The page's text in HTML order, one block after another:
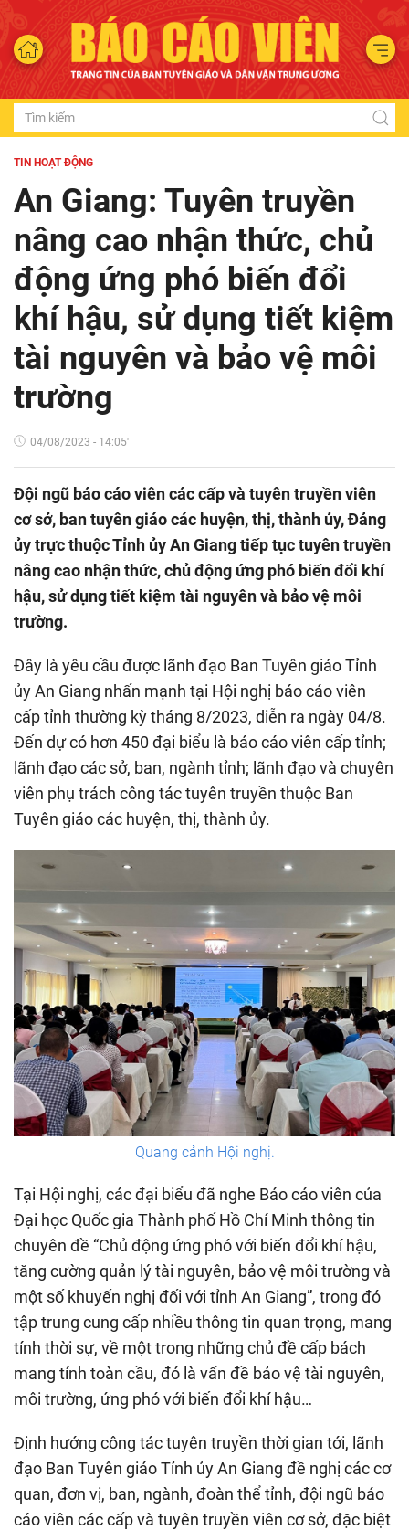
TIN HOẠT ĐỘNG
An Giang: Tuyên truyền
nâng cao nhận thức, chủ
động ứng phó biến đổi
khí hậu, sử dụng tiết kiệm
tài nguyên và bảo vệ môi
trường
04/08/2023 - 14:05'
Đội ngũ báo cáo viên các cấp và tuyên truyền viên
cơ sở, ban tuyên giáo các huyện, thị, thành ủy, Đảng
ủy trực thuộc Tỉnh ủy An Giang tiếp tục tuyên truyền
nâng cao nhận thức, chủ động ứng phó biến đổi khí
hậu, sử dụng tiết kiệm tài nguyên và bảo vệ môi
trường.
Đây là yêu cầu được lãnh đạo Ban Tuyên giáo Tỉnh
ủy An Giang nhấn mạnh tại Hội nghị báo cáo viên
cấp tỉnh thường kỳ tháng 8/2023, diễn ra ngày 04/8.
Đến dự có hơn 450 đại biểu là báo cáo viên cấp tỉnh;
lãnh đạo các sở, ban, ngành tỉnh; lãnh đạo và chuyên
viên phụ trách công tác tuyên truyền thuộc Ban
Tuyên giáo các huyện, thị, thành ủy.
Quang cảnh Hội nghị.
Tại Hội nghị, các đại biểu đã nghe Báo cáo viên của
Đại học Quốc gia Thành phố Hồ Chí Minh thông tin
chuyên đề “Chủ động ứng phó với biến đổi khí hậu,
tăng cường quản lý tài nguyên, bảo vệ môi trường và
một số khuyến nghị đối với tỉnh An Giang”, trong đó
tập trung cung cấp nhiều thông tin quan trọng, mang
tính thời sự, về một trong những chủ đề cấp bách
mang tính toàn cầu, đó là vấn đề bảo vệ tài nguyên,
môi trường, ứng phó với biến đổi khí hậu…
Định hướng công tác tuyên truyền thời gian tới, lãnh
đạo Ban Tuyên giáo Tỉnh ủy An Giang đề nghị các cơ
quan, đơn vị, ban, ngành, đoàn thể tỉnh, đội ngũ báo
cáo viên các cấp và tuyên truyền viên cơ sở, đặc biệt